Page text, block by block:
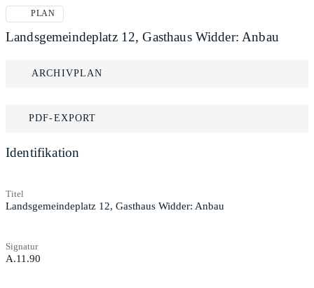
PLAN
Landsgemeindeplatz 12, Gasthaus Widder: Anbau
ARCHIVPLAN
PDF-EXPORT
Identifikation
Titel
Landsgemeindeplatz 12, Gasthaus Widder: Anbau
Signatur
A.11.90